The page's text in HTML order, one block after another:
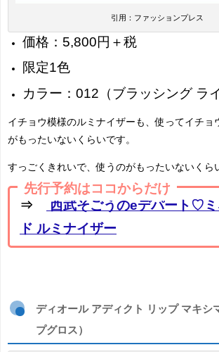
引用：ファッションプレス
価格：5,800円＋税
限定1色
カラー：012（ブラッシング ラ
イチョウ模様のルミナイザーも、使ってイチョ
がもったいないくらいです。
すっごくきれいで、使うのがもったいないくら
先行予約はココからだけ
⇒
西武そごうのeデパート♡
ド ルミナイザー
ディオール アディクト リップ マキシ
プグロス）